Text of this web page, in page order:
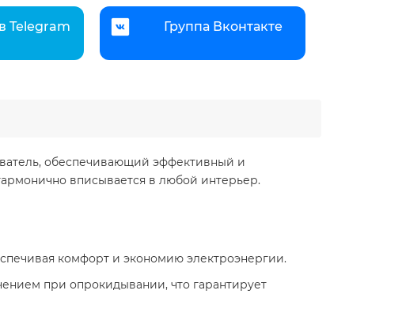
Telegram Группа Вконтакте
обеспечивающий эффективный и
вписывается в любой интерьер.​
комфорт и экономию электроэнергии.​
при опрокидывании, что гарантирует